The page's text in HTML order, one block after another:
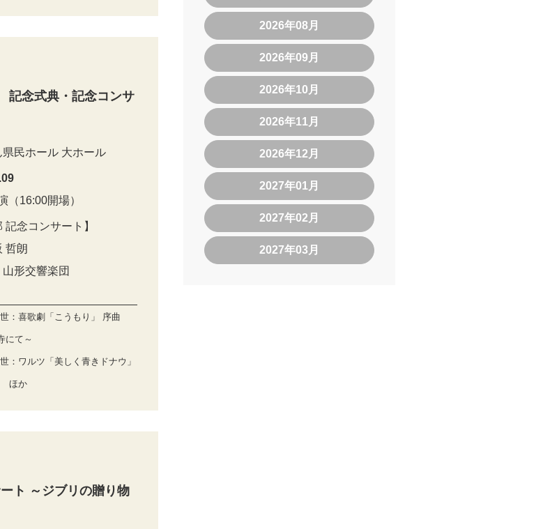
念式典・記念コンサ
民ホール 大ホール
（16:00開場）
記念コンサート】
哲朗
形交響楽団
：喜歌劇「こうもり」 序曲
にて～
：ワルツ「美しく青きドナウ」
ほか
ト ～ジブリの贈り物
2026年08月
2026年09月
2026年10月
2026年11月
2026年12月
2027年01月
2027年02月
2027年03月